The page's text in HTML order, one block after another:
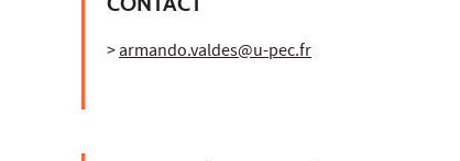
>armando.valdes@u-pec.fr